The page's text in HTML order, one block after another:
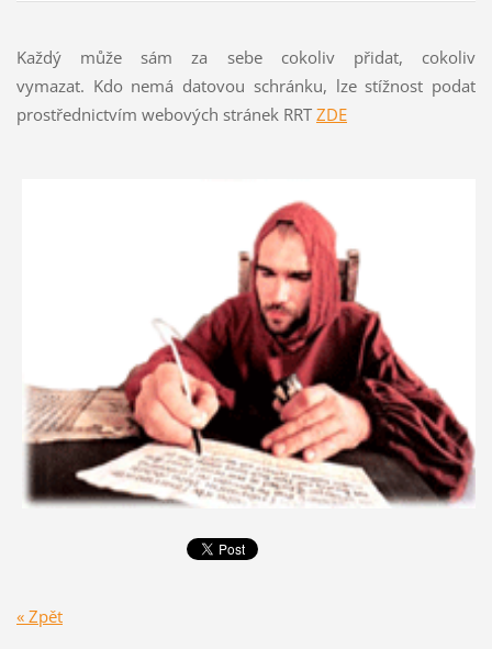
Každý může sám za sebe cokoliv přidat, cokoliv
vymazat. Kdo nemá datovou schránku, lze stížnost podat
prostřednictvím webových stránek RRT ZDE
« Zpět